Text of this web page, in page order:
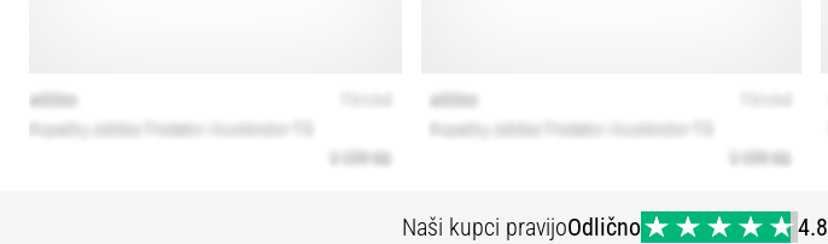
Naši kupci pravijoOdlično 4.8